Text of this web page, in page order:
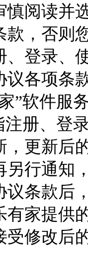
慎阅读并
款，否则
、登录、
议各项条
”软件服
注册、登
，更新后
另行通知
议条款后
有家提供
受修改后